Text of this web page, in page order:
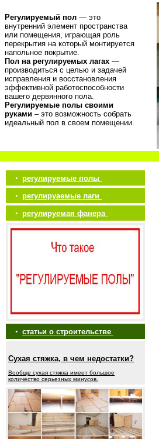
Регулируемый пол — это
внутренний элемент пространства
или помещения, играющая роль
перекрытия на который монтируется
напольное покрытие.
Пол на регулируемых лагах —
производиться с целью и задачей
исправления и восстановления
эффективной работоспособности
вашего дервянного пола.
Регулируемые полы своими
руками – это возможность собрать
идеальный пол в своем помещении.
• регулируемые полы
• регулируаемые лаги
• регулируемая фанера
• статьи о строительстве
Сухая стяжка, в чем недостатки?
Вообще сухая стяжка имеет большое
количество серьезных минусов.